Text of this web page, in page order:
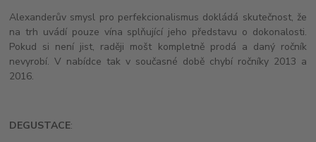
Alexanderův smysl pro perfekcionalismus dokládá skutečnost, že
na trh uvádí pouze vína splňující jeho představu o dokonalosti.
Pokud si není jist, raději mošt kompletně prodá a daný ročník
nevyrobí. V nabídce tak v současné době chybí ročníky 2013 a
2016.
DEGUSTACE: